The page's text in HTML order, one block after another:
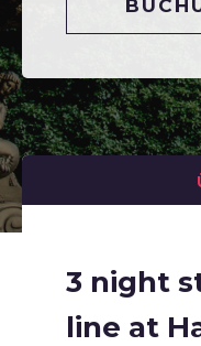
3 night
line at